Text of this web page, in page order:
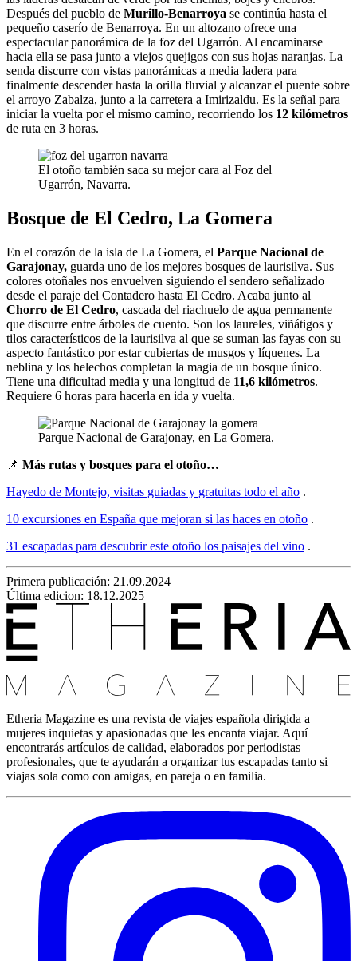
Después del pueblo de Murillo-Benarroya se continúa hasta el
pequeño caserío de Benarroya. En un altozano ofrece una
espectacular panorámica de la foz del Ugarrón. Al encaminarse
hacia ella se pasa junto a viejos quejigos con sus hojas naranjas. La
senda discurre con vistas panorámicas a media ladera para
finalmente descender hasta la orilla fluvial y alcanzar el puente sobre
el arroyo Zabalza, junto a la carretera a Imirizaldu. Es la señal para
iniciar la vuelta por el mismo camino, recorriendo los 12 kilómetros
de ruta en 3 horas.
El otoño también saca su mejor cara al Foz del
Ugarrón, Navarra.
Bosque de El Cedro, La Gomera
En el corazón de la isla de La Gomera, el Parque Nacional de
Garajonay, guarda uno de los mejores bosques de laurisilva. Sus
colores otoñales nos envuelven siguiendo el sendero señalizado
desde el paraje del Contadero hasta El Cedro. Acaba junto al
Chorro de El Cedro, cascada del riachuelo de agua permanente
que discurre entre árboles de cuento. Son los laureles, viñátigos y
tilos característicos de la laurisilva al que se suman las fayas con su
aspecto fantástico por estar cubiertas de musgos y líquenes. La
neblina y los helechos completan la magia de un bosque único.
Tiene una dificultad media y una longitud de 11,6 kilómetros.
Requiere 6 horas para hacerla en ida y vuelta.
Parque Nacional de Garajonay, en La Gomera.
📌 Más rutas y bosques para el otoño…
Hayedo de Montejo, visitas guiadas y gratuitas todo el año .
10 excursiones en España que mejoran si las haces en otoño .
31 escapadas para descubrir este otoño los paisajes del vino .
Primera publicación: 21.09.2024
Última edicion: 18.12.2025
Etheria Magazine es una revista de viajes española dirigida a
mujeres inquietas y apasionadas que les encanta viajar. Aquí
encontrarás artículos de calidad, elaborados por periodistas
profesionales, que te ayudarán a organizar tus escapadas tanto si
viajas sola como con amigas, en pareja o en familia.